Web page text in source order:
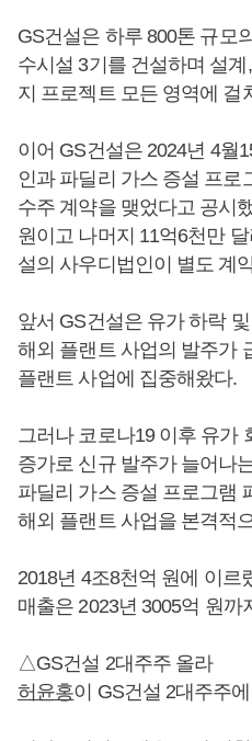
GS건설은 하루 800톤 규모
수시설 3기를 건설하며 설
지 프로젝트 모든 영역에 걸
이어 GS건설은 2024년 4월
인과 파딜리 가스 증설 프로
수주 계약을 맺었다고 공시
원이고 나머지 11억6천만
설의 사우디법인이 별도 계
앞서 GS건설은 유가 하락
해외 플랜트 사업의 발주가
플랜트 사업에 집중해왔다.
그러나 코로나19 이후 유가
증가로 신규 발주가 늘어나
파딜리 가스 증설 프로그램
해외 플랜트 사업을 본격적
2018년 4조8천억 원에 이르
매출은 2023년 3005억 원까
△GS건설 2대주주 올라
허윤홍이 GS건설 2대주주